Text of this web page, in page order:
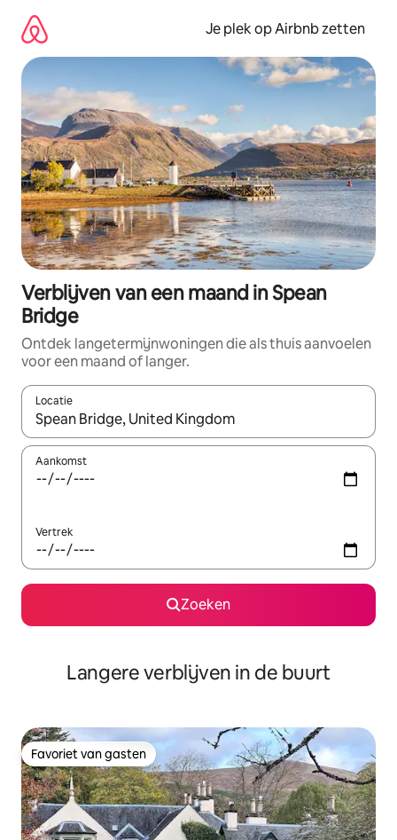
direct
naar
inhoud
Je plek op Airbnb zetten
Verblijven van een maand in Spean
Bridge
Ontdek langetermijnwoningen die als thuis aanvoelen
voor een maand of langer.
Locatie
Wanneer er resultaten beschikbaar zijn, maak je een keuze
Aankomst
Vertrek
Zoeken
Langere verblijven in de buurt
Favoriet van gasten
Favoriet van gasten